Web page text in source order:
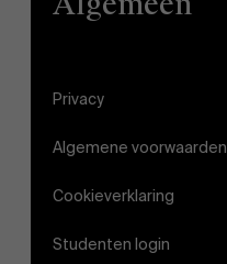
Privacy
Algemene voorwaarden
Cookieverklaring
Studenten login